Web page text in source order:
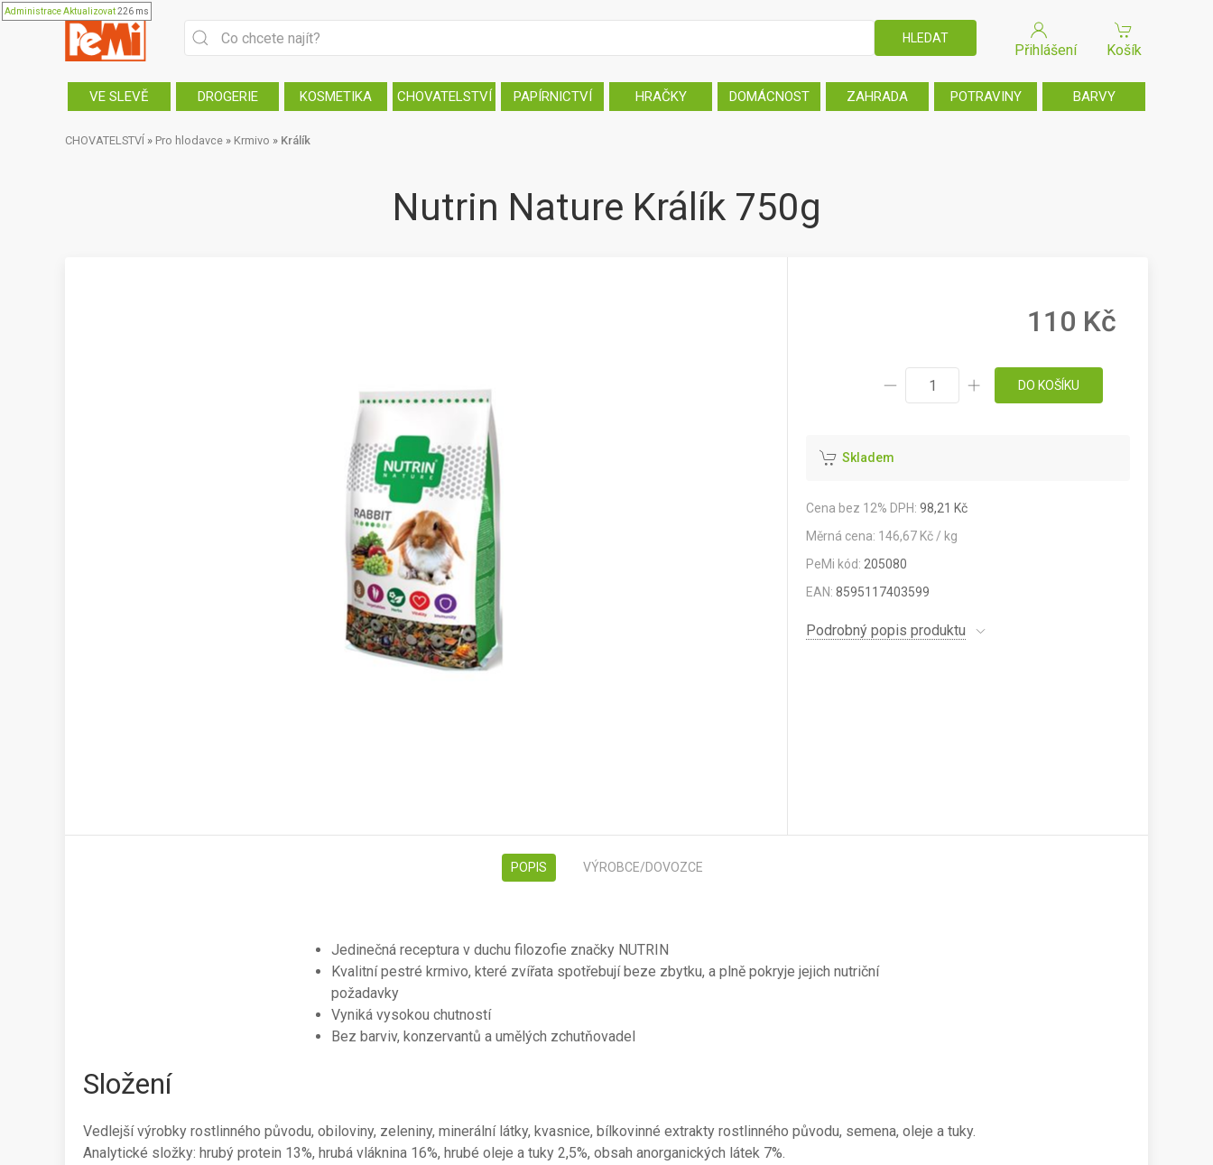
AdministraceAktualizovat226 ms
Přihlášení Košík
VE SLEVĚ DROGERIE KOSMETIKA CHOVATELSTVÍ PAPÍRNICTVÍ HRAČKY DOMÁCNOST ZAHRADA POTRAVINY BARVY
CHOVATELSTVÍ » Pro hlodavce » Krmivo » Králík
Nutrin Nature Králík 750g
110 Kč
DO KOŠÍKU
Skladem
Cena bez 12% DPH: 98,21 Kč
Měrná cena: 146,67 Kč / kg
PeMi kód: 205080
EAN:8595117403599
Podrobný popis produktu
POPIS VÝROBCE/DOVOZCE
Jedinečná receptura v duchu filozofie značky NUTRIN
Kvalitní pestré krmivo, které zvířata spotřebují beze zbytku, a plně pokryje jejich nutriční
požadavky
Vyniká vysokou chutností
Bez barviv, konzervantů a umělých zchutňovadel
Složení
Vedlejší výrobky rostlinného původu, obiloviny, zeleniny, minerální látky, kvasnice, bílkovinné extrakty rostlinného původu, semena, oleje a tuky.
Analytické složky: hrubý protein 13%, hrubá vláknina 16%, hrubé oleje a tuky 2,5%, obsah anorganických látek 7%.